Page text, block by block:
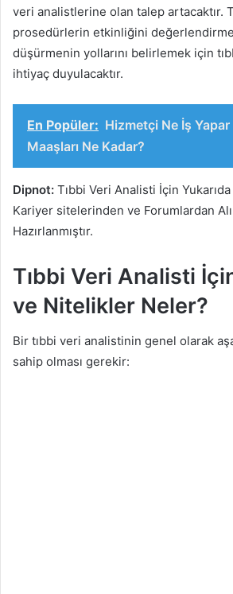
veri analistlerine olan talep artacaktır.
prosedürlerin etkinliğini
düşürmenin yollarını belirlemek için
ihtiyaç duyulacaktır.
En Popüler: Hizmetçi Ne İş Yapar
Maaşları Ne Kadar?
Dipnot: Tıbbi Veri Analisti İçin
Kariyer sitelerinden ve Forumlardan
Hazırlanmıştır.
Tıbbi Veri Analisti
ve Nitelikler Neler?
Bir tıbbi veri analistinin genel olarak
sahip olması gerekir: